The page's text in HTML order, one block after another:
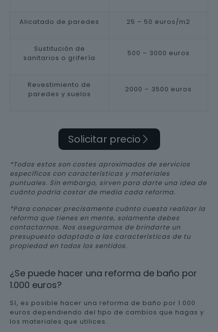
Alicatado de paredes 25 – 50 euros/m2
Sustitución de
sanitarios o grifería
500 – 3000 euros
Revestimiento de
paredes y suelos
2000 – 3500 euros
Solicitar precio
*Todos estos son costes aproximados de servicios
específicos con características y materiales
puntuales. Sin embargo, sirven para darte una idea de
cuánto podría costar de media cada reforma.
*Para conocer precisamente cuánto cuesta realizar la
reforma que tienes en mente, solamente debes
contactarnos. Nos aseguramos de brindarte un
presupuesto adaptado a las características de tu
propiedad en todos los sentidos.
¿Se puede hacer una reforma de baño por
1.000 euros?
Sí, es posible hacer una reforma de baño por 1.000
euros dependiendo del tipo de cambios que hagas y
los materiales que utilices.